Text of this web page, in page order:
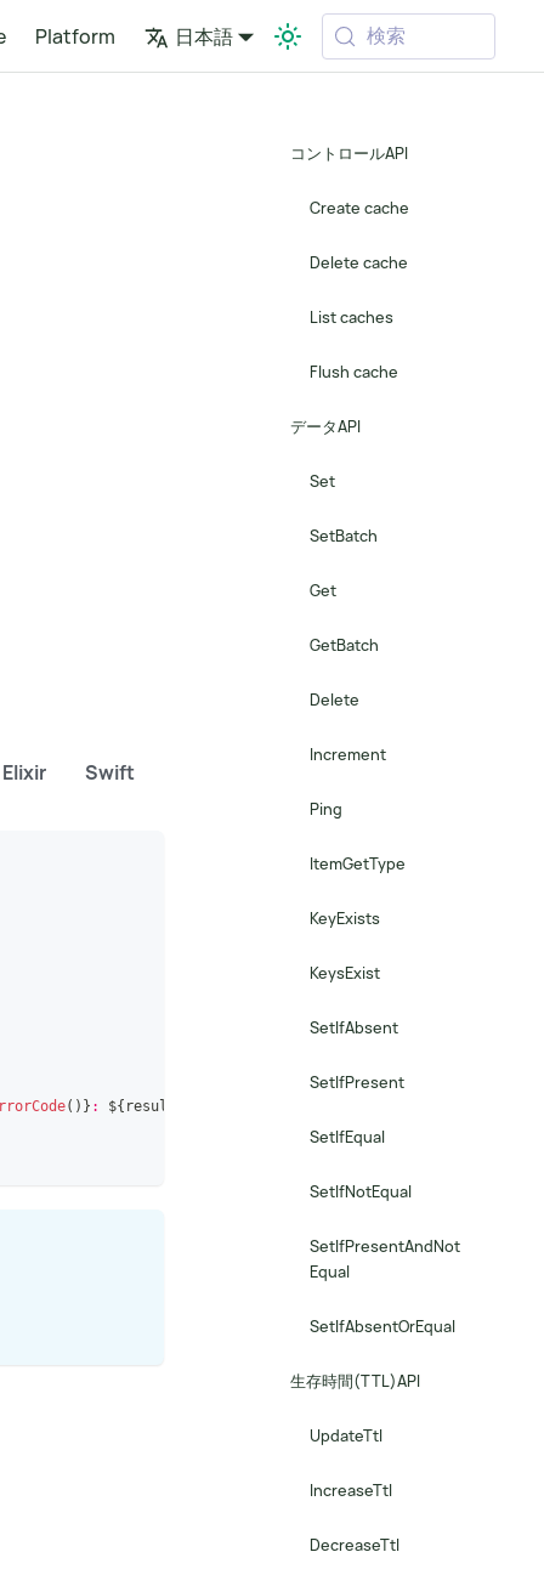
Platform 日本語 検索
Elixir Swift
( ) } : ${ result
コントロールAPI
Create cache
Delete cache
List caches
Flush cache
データAPI
Set
SetBatch
Get
GetBatch
Delete
Increment
Ping
ItemGetType
KeyExists
KeysExist
SetIfAbsent
SetIfPresent
SetIfEqual
SetIfNotEqual
SetIfPresentAndNot
Equal
SetIfAbsentOrEqual
生存時間(TTL)API
UpdateTtl
IncreaseTtl
DecreaseTtl